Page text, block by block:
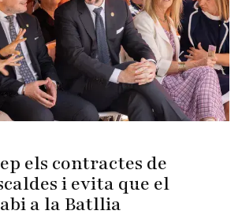
els contractes de
i evita que el
a la Batllia